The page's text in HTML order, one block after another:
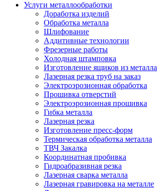
Услуги металлообработки
Доработка изделий
Обработка металла
Шлифование
Аддитивные технологии
Фрезерные работы
Холодная штамповка
Изготовление ящиков из металла
Лазерная резка труб на заказ
Электроэрозионная обработка
Прошивка отверстий
Электроэрозионная прошивка
Гибка металла
Лазерная резка
Изготовление пресс-форм
Термическая обработка металла
ТВЧ Закалка
Координатная пробивка
Гидроабразивная резка
Лазерная сварка металла
Лазерная гравировка на металле